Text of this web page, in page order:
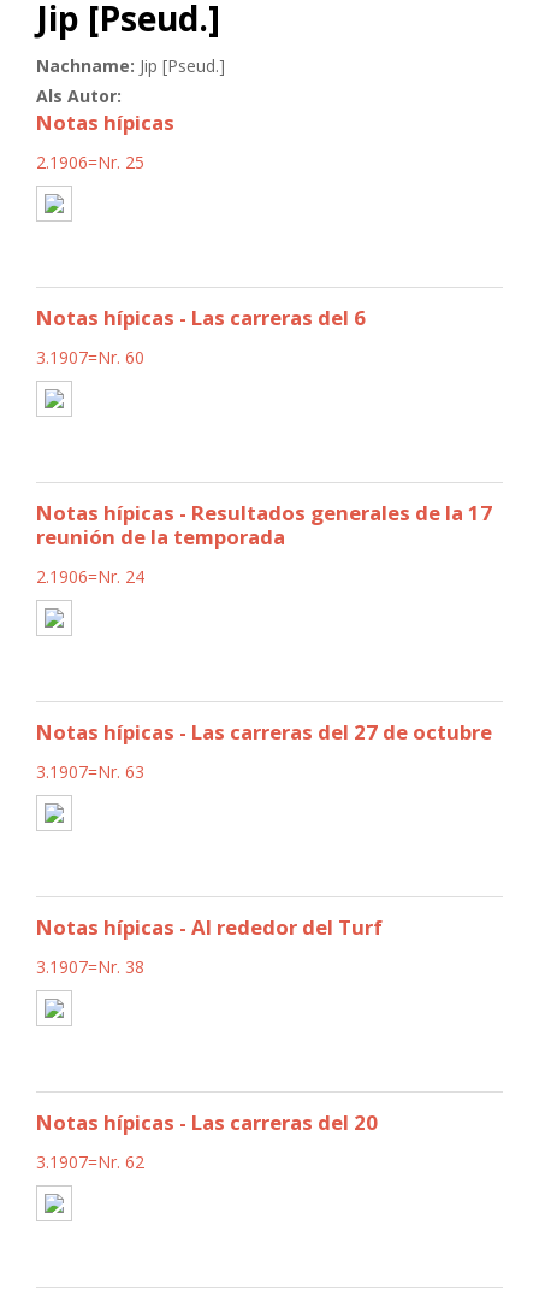
Jip [Pseud.]
Nachname: Jip [Pseud.]
Als Autor:
Notas hípicas
2.1906=Nr. 25
Notas hípicas - Las carreras del 6
3.1907=Nr. 60
Notas hípicas - Resultados generales de la 17
reunión de la temporada
2.1906=Nr. 24
Notas hípicas - Las carreras del 27 de octubre
3.1907=Nr. 63
Notas hípicas - Al rededor del Turf
3.1907=Nr. 38
Notas hípicas - Las carreras del 20
3.1907=Nr. 62